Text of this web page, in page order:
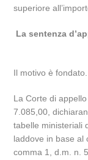
superiore
La sentenza
Il motivo è fondato.
La Corte di
7.085,00,
tabelle ministeriali
laddove in base al
comma 1, d.m. n.